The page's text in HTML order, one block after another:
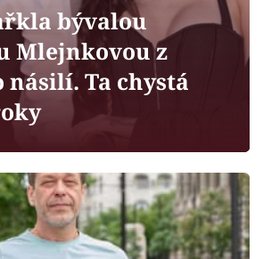
Karlovy Vary
bývalou
Mlejnkovou z
násilí. Ta chystá